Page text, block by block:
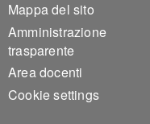
Mappa del sito
Amministrazione
trasparente
Area docenti
Cookie settings